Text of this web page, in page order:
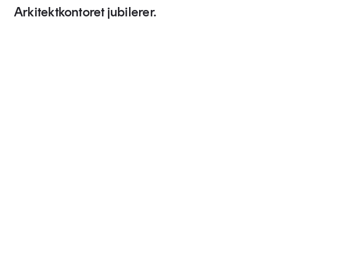
Arkitektkontoret jubilerer.